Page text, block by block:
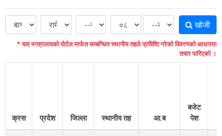
खोजी
* यस मन्त्रालयको पोर्टल मार्फत सम्बन्धित स्थानीय तहले प्रविष्टि गरेको विवरणको आधारमा
तयार पारिएको ।
क्रस प्रदेश जिल्ला स्थानीय तह आ.ब
बजेट
पेश